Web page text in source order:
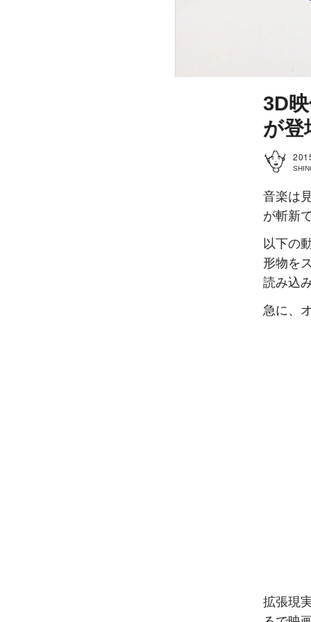
3D
が登
音楽は
が斬新
以下の
形物を
読み込
急に、
拡張現